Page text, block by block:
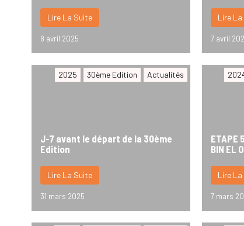
Lire La Suite
8 avril 2025
Lire
7 avril
2025 30ème Edition Actualités
J-7 avant le départ de la 30ème
Edition
Lire La Suite
31 mars 2025
ETAPE
BIN EL
Lire
7 mars